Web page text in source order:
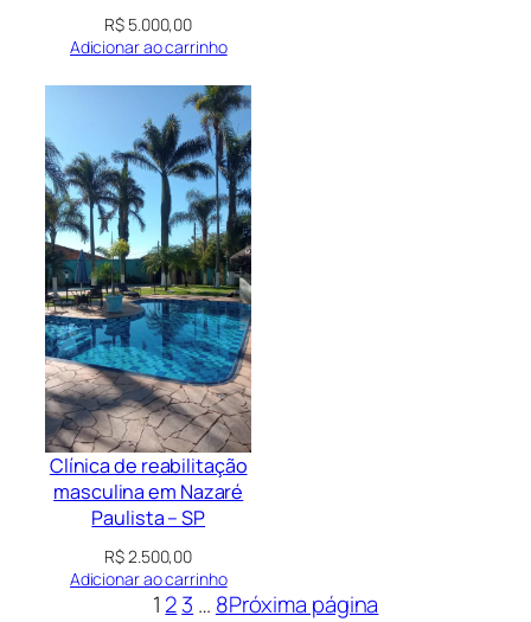
R$ 5.000,00
Adicionar ao carrinho
Clínica de reabilitação
masculina em Nazaré
Paulista – SP
R$2.500,00
Adicionar ao carrinho
1 23 … 8Próxima página